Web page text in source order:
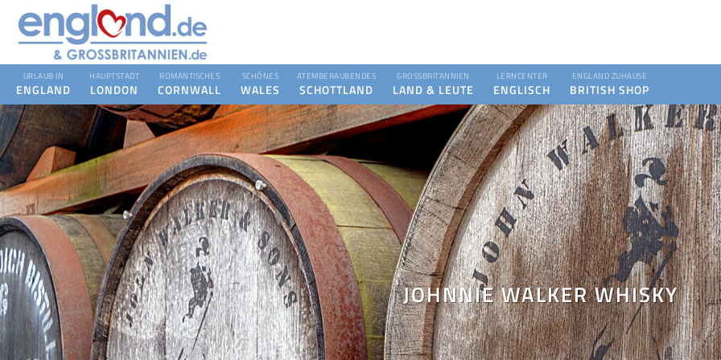
URLAUB IN
ENGLAND
HAUPTSTADT
LONDON
ROMANTISCHES
CORNWALL
SCHÖNES
WALES
ATEMBERAUBENDES
SCHOTTLAND
GROSSBRITANNIEN
LAND & LEUTE
LERNCENTER
ENGLISCH
ENGLAND ZUHAUSE
BRITISH SHOP
JOHNNIE WALKER WHISKY